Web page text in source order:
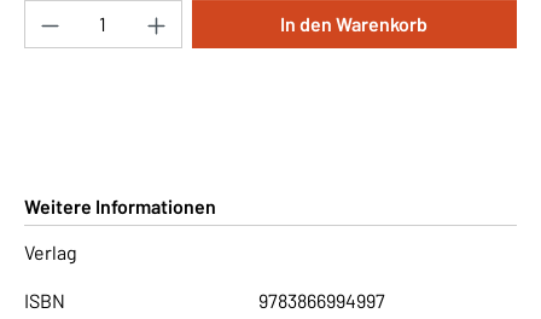
Produkt Anzahl: Gib den gewünschten
In den Warenkorb
Weitere Informationen
Verlag
ISBN 9783866994997